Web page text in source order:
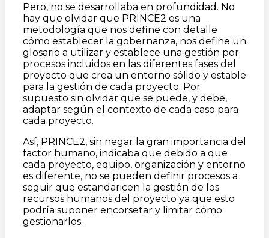
Pero, no se desarrollaba en profundidad. No
hay que olvidar que PRINCE2 es una
metodología que nos define con detalle
cómo establecer la gobernanza, nos define un
glosario a utilizar y establece una gestión por
procesos incluidos en las diferentes fases del
proyecto que crea un entorno sólido y estable
para la gestión de cada proyecto. Por
supuesto sin olvidar que se puede, y debe,
adaptar según el contexto de cada caso para
cada proyecto.
Así, PRINCE2, sin negar la gran importancia del
factor humano, indicaba que debido a que
cada proyecto, equipo, organización y entorno
es diferente, no se pueden definir procesos a
seguir que estandaricen la gestión de los
recursos humanos del proyecto ya que esto
podría suponer encorsetar y limitar cómo
gestionarlos.